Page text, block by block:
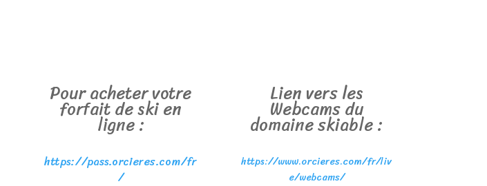
Pour acheter votre
forfait de ski en
ligne :
https://pass.orcieres.com/fr
/
Lien vers les
Webcams du
domaine skiable :
https://www.orcieres.com/fr/liv
e/webcams/